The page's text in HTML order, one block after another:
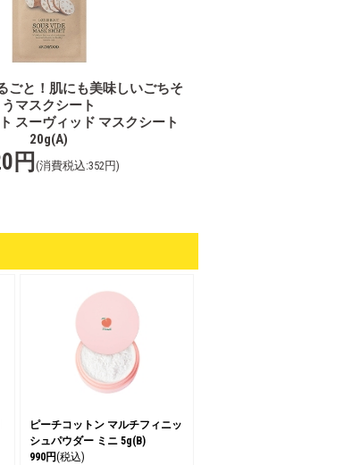
ごと！肌にも美味しいごちそ
うマスクシート
スーヴィッド マスクシート
20g(A)
円 (消費税込:352円)
ピーチコットン マルチフィニッ
シュパウダー ミニ 5g(B)
990円(税込)